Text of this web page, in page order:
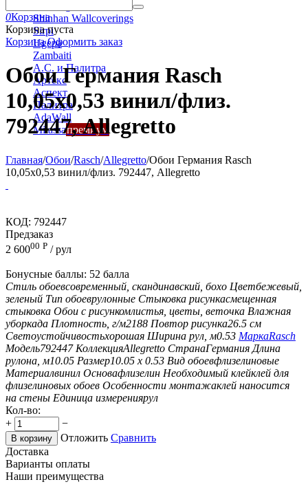
Shinhan Wallcoverings
Sirpi
Ugepa
Zambaiti
А.С. и Палитра
Артекс
Аспект
Палитра
AdaWall
Milassaпремиум
0Корзина
Корзина пуста
Корзина Оформить заказ
Обои Германия Rasch
10,05x0,53 винил/флиз.
792447, Allegretto
Главная/Обои/Rasch/Allegretto/Обои Германия Rasch
10,05x0,53 винил/флиз. 792447, Allegretto
КОД: 792447
Предзаказ
2 60000 Р / рул
Бонусные баллы: 52 балла
Стиль обоевсовременный, скандинавский, бохо Цветбежевый,
зеленый Тип обоеврулонные Стыковка рисункасмещенная
стыковка Обои с рисункомлистья, цветы, веточка Влажная
уборкада Плотность, г/м2188 Повтор рисунка26.5 см
Светоустойчивостьхорошая Ширина рул, м0.53 МаркаRasch
Модель792447 КоллекцияAllegretto СтранаГермания Длина
рулона, м10.05 Размер10.05 х 0.53 Вид обоевфлизелиновые
Материалвинил Основафлизелин Необходимый клейклей для
флизелиновых обоев Особенности монтажаклей наносится
на стены Единица измерениярул
Кол-во:
+
−
В корзину Отложить Сравнить
Доставка
Варианты оплаты
Наши преимущества